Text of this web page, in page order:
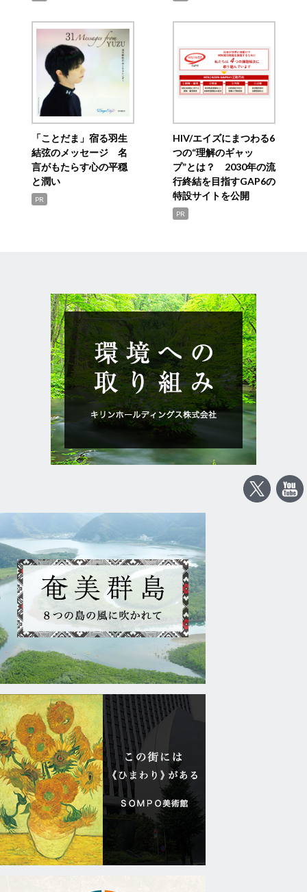
「ことだま」宿る羽生
結弦のメッセージ 名
言がもたらす心の平穏
と潤い
PR
HIV/エイズにまつわる6
つの“理解のギャッ
プ”とは？ 2030年の流
行終結を目指すGAP6の
特設サイトを公開
PR